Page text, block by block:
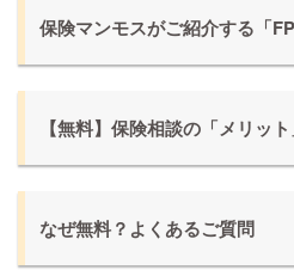
保険マンモスがご紹介する「
【無料】保険相談の「メリット
なぜ無料？よくあるご質問